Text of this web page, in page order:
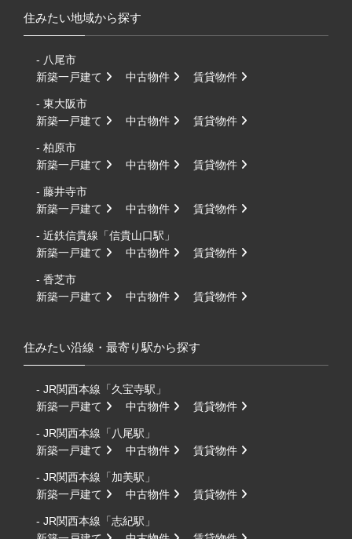
住みたい地域から探す
- 八尾市
新築一戸建て
中古物件 賃貸物件
- 東大阪市
新築一戸建て
中古物件 賃貸物件
- 柏原市
新築一戸建て
中古物件 賃貸物件
- 藤井寺市
新築一戸建て
中古物件 賃貸物件
- 近鉄信貴線「信貴山口駅」
新築一戸建て
中古物件 賃貸物件
- 香芝市
新築一戸建て
中古物件 賃貸物件
住みたい沿線・最寄り駅から探す
- JR関西本線「久宝寺駅」
新築一戸建て
中古物件 賃貸物件
- JR関西本線「八尾駅」
新築一戸建て
中古物件 賃貸物件
- JR関西本線「加美駅」
新築一戸建て
中古物件 賃貸物件
- JR関西本線「志紀駅」